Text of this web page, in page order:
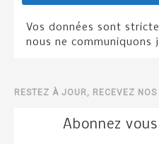
Vos données sont
nous ne communiquons
RESTEZ À JOUR, RECEVEZ
Abonnez